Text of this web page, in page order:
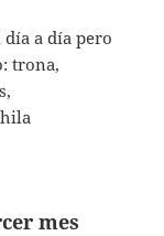
a día pero
trona,
mes